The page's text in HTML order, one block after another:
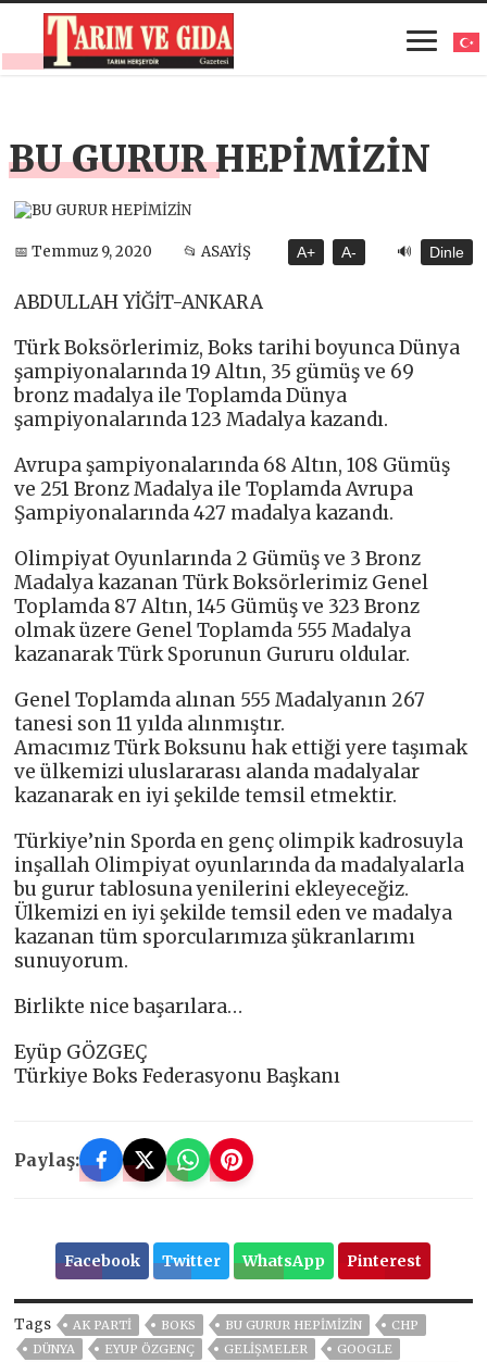
BU GURUR HEPİMİZİN
📅 Temmuz 9, 2020 📂 ASAYİŞ A+ A- 🔊 Dinle
ABDULLAH YİĞİT-ANKARA
Türk Boksörlerimiz, Boks tarihi boyunca Dünya
şampiyonalarında 19 Altın, 35 gümüş ve 69
bronz madalya ile Toplamda Dünya
şampiyonalarında 123 Madalya kazandı.
Avrupa şampiyonalarında 68 Altın, 108 Gümüş
ve 251 Bronz Madalya ile Toplamda Avrupa
Şampiyonalarında 427 madalya kazandı.
Olimpiyat Oyunlarında 2 Gümüş ve 3 Bronz
Madalya kazanan Türk Boksörlerimiz Genel
Toplamda 87 Altın, 145 Gümüş ve 323 Bronz
olmak üzere Genel Toplamda 555 Madalya
kazanarak Türk Sporunun Gururu oldular.
Genel Toplamda alınan 555 Madalyanın 267
tanesi son 11 yılda alınmıştır.
Amacımız Türk Boksunu hak ettiği yere taşımak
ve ülkemizi uluslararası alanda madalyalar
kazanarak en iyi şekilde temsil etmektir.
Türkiye’nin Sporda en genç olimpik kadrosuyla
inşallah Olimpiyat oyunlarında da madalyalarla
bu gurur tablosuna yenilerini ekleyeceğiz.
Ülkemizi en iyi şekilde temsil eden ve madalya
kazanan tüm sporcularımıza şükranlarımı
sunuyorum.
Birlikte nice başarılara…
Eyüp GÖZGEÇ
Türkiye Boks Federasyonu Başkanı
Paylaş:
Facebook Twitter WhatsApp Pinterest
Tags AK PARTİ BOKS BU GURUR HEPİMİZİN
CHP
DÜNYA
EYUP ÖZGENÇ GELIŞMELER
GOOGLE